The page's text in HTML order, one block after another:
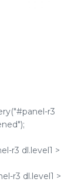
r3
r3 dl.level1 >
r3 dl.level1 >